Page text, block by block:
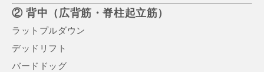
② 背中（広背筋・脊柱起立筋）
ラットプルダウン
デッドリフト
バードドッグ